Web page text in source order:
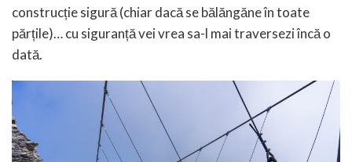
construcție sigură (chiar dacă se bălăngăne în toate
părțile)… cu siguranță vei vrea sa-l mai traversezi încă o
dată.